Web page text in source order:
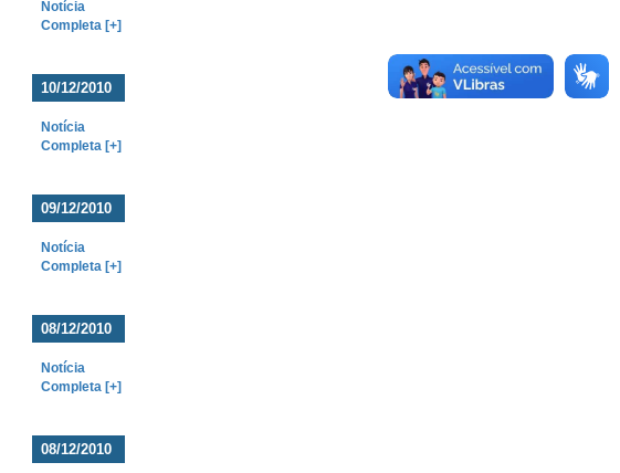
Notícia
Completa [+]
10/12/2010
Notícia
Completa [+]
09/12/2010
Notícia
Completa [+]
08/12/2010
Notícia
Completa [+]
08/12/2010